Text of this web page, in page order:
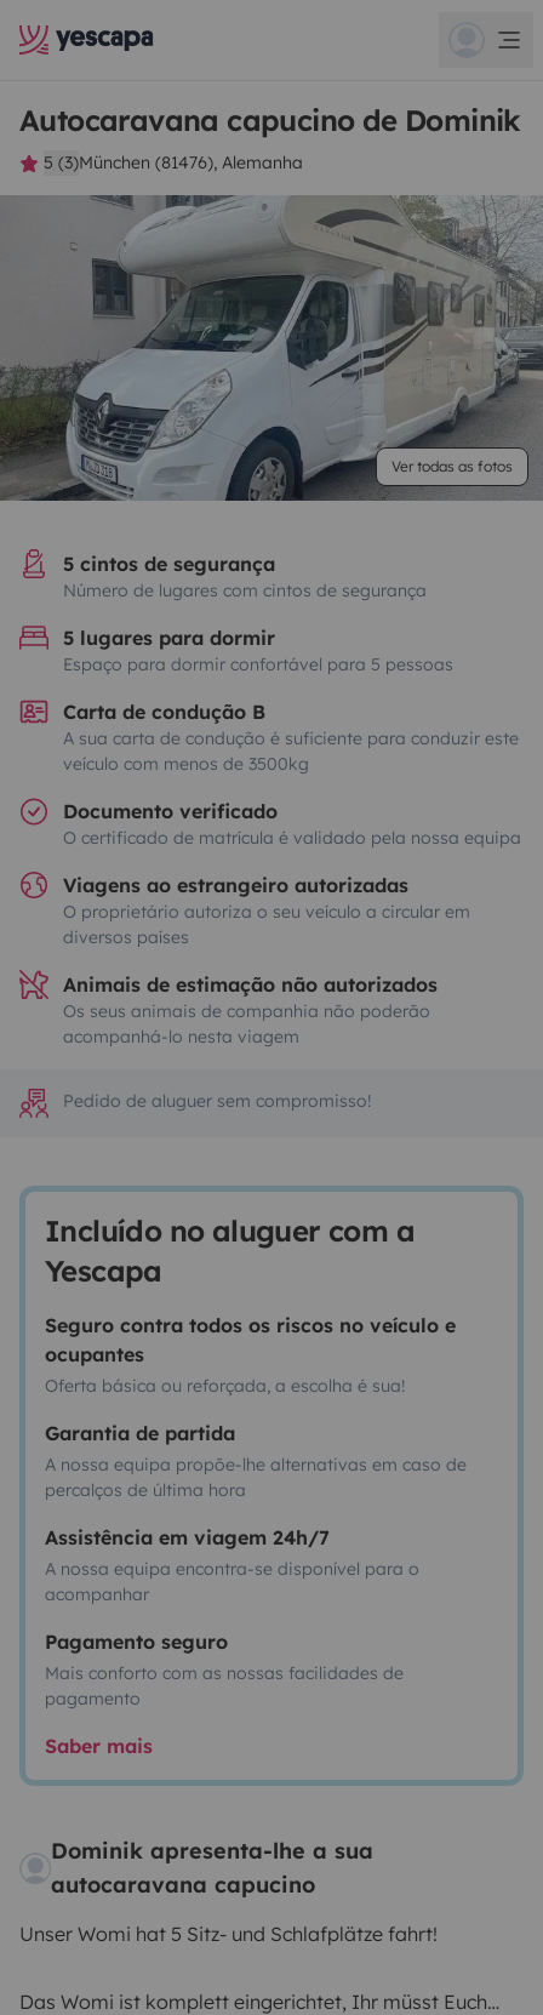
Autocaravana capucino de Dominik
5 (3)München (81476), Alemanha
Ver todas as fotos
5 cintos de segurança
Número de lugares com cintos de segurança
5 lugares para dormir
Espaço para dormir confortável para 5 pessoas
Carta de condução B
A sua carta de condução é suficiente para conduzir este
veículo com menos de 3500kg
Documento verificado
O certificado de matrícula é validado pela nossa equipa
Viagens ao estrangeiro autorizadas
O proprietário autoriza o seu veículo a circular em
diversos países
Animais de estimação não autorizados
Os seus animais de companhia não poderão
acompanhá-lo nesta viagem
Pedido de aluguer sem compromisso!
Incluído no aluguer com a
Yescapa
Seguro contra todos os riscos no veículo e
ocupantes
Oferta básica ou reforçada, a escolha é sua!
Garantia de partida
A nossa equipa propõe-lhe alternativas em caso de
percalços de última hora
Assistência em viagem 24h/7
A nossa equipa encontra-se disponível para o
acompanhar
Pagamento seguro
Mais conforto com as nossas facilidades de
pagamento
Saber mais
Dominik apresenta-lhe a sua
autocaravana capucino
Unser Womi hat 5 Sitz- und Schlafplätze fahrt!
Das Womi ist komplett eingerichtet, Ihr müsst Euch